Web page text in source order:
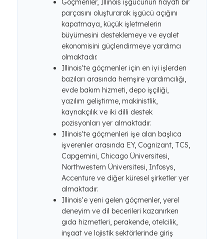
Göçmenler, Illinois işgücünün hayati bir
parçasını oluşturarak işgücü açığını
kapatmaya, küçük işletmelerin
büyümesini desteklemeye ve eyalet
ekonomisini güçlendirmeye yardımcı
olmaktadır.
Illinois'te göçmenler için en iyi işlerden
bazıları arasında hemşire yardımcılığı,
evde bakım hizmeti, depo işçiliği,
yazılım geliştirme, makinistlik,
kaynakçılık ve iki dilli destek
pozisyonları yer almaktadır.
Illinois'te göçmenleri işe alan başlıca
işverenler arasında EY, Cognizant, TCS,
Capgemini, Chicago Üniversitesi,
Northwestern Üniversitesi, Infosys,
Accenture ve diğer küresel şirketler yer
almaktadır.
Illinois'e yeni gelen göçmenler, yerel
deneyim ve dil becerileri kazanırken
gıda hizmetleri, perakende, otelcilik,
inşaat ve lojistik sektörlerinde giriş